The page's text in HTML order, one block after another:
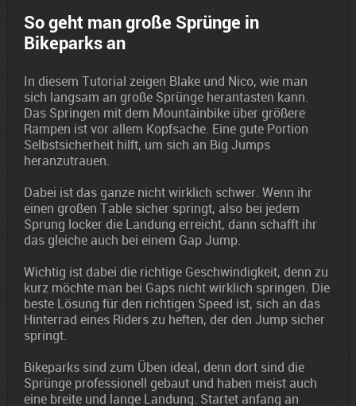
So geht man große Sprünge in
Bikeparks an
In diesem Tutorial zeigen Blake und Nico, wie man
sich langsam an große Sprünge herantasten kann.
Das Springen mit dem Mountainbike über größere
Rampen ist vor allem Kopfsache. Eine gute Portion
Selbstsicherheit hilft, um sich an Big Jumps
heranzutrauen.
Dabei ist das ganze nicht wirklich schwer. Wenn ihr
einen großen Table sicher springt, also bei jedem
Sprung locker die Landung erreicht, dann schafft ihr
das gleiche auch bei einem Gap Jump.
Wichtig ist dabei die richtige Geschwindigkeit, denn zu
kurz möchte man bei Gaps nicht wirklich springen. Die
beste Lösung für den richtigen Speed ist, sich an das
Hinterrad eines Riders zu heften, der den Jump sicher
springt.
Bikeparks sind zum Üben ideal, denn dort sind die
Sprünge professionell gebaut und haben meist auch
eine breite und lange Landung. Startet anfang an